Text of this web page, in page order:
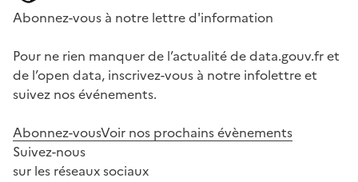
Abonnez-vous à notre lettre d'information
Pour ne rien manquer de l’actualité de data.gouv.fr et
de l’open data, inscrivez-vous à notre infolettre et
suivez nos événements.
Abonnez-vousVoir nos prochains évènements
Suivez-nous
sur les réseaux sociaux